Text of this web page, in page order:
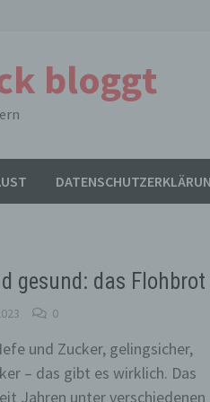
bloggt
gesund: das Flohbrot
0
und Zucker, gelingsicher,
– das gibt es wirklich. Das
Jahren unter